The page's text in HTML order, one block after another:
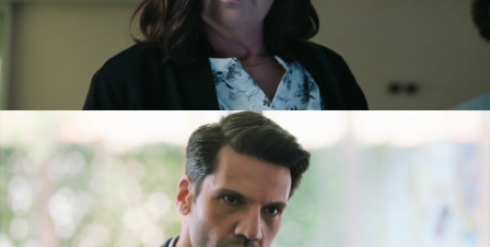
La policía se ha ido a la universidad para lograr
encontrar a la persona que está enviando
mensajes desde el móvil deInci
. ¿La
encontrarán?
Ceylinha intentado ocultarle a su padre que es la
abogada deÇinar, pero no ha podido. Juntos
han ido a hablar con el fiscal, que al final ha
acabado revelando que ella lleva su caso. ¡
Kafer
no se lo podía creer!